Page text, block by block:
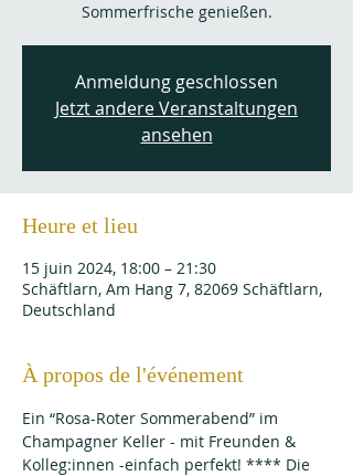
Sommerfrische genießen.
Anmeldung geschlossen
Jetzt andere Veranstaltungen
ansehen
Heure et lieu
15 juin 2024, 18:00 – 21:30
Schäftlarn, Am Hang 7, 82069 Schäftlarn,
Deutschland
À propos de l'événement
Ein “Rosa-Roter Sommerabend” im
Champagner Keller - mit Freunden &
Kolleg:innen -einfach perfekt! **** Die